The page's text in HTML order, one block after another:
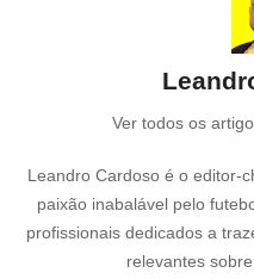
Ver todos os
Leandro Cardoso é o editor-
paixão inabalável pelo
profissionais dedicados a
relevantes